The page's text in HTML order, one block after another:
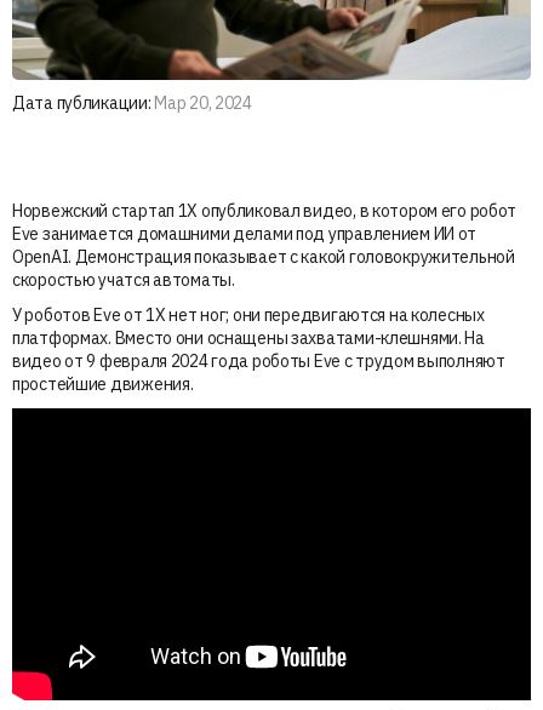
Дата публикации: Мар 20, 2024
Норвежский стартап 1X опубликовал видео, в котором его робот
Eve занимается домашними делами под управлением ИИ от
OpenAI. Демонстрация показывает с какой головокружительной
скоростью учатся автоматы.
У роботов Eve от 1X нет ног; они передвигаются на колесных
платформах. Вместо они оснащены захватами-клешнями. На
видео от 9 февраля 2024 года роботы Eve с трудом выполняют
простейшие движения.